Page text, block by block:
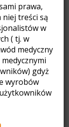
prawa,
treści są
w
( tj. w
medyczny
gdyż
wyrobów